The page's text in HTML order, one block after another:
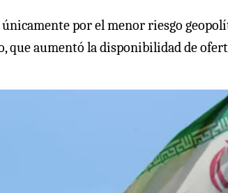
únicamente por el menor riesgo
que aumentó la disponibilidad de